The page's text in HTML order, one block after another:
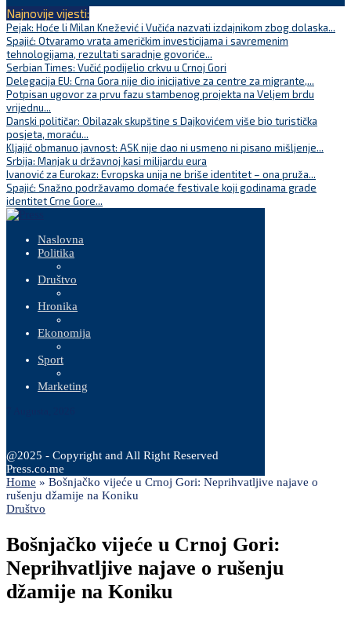
Najnovije vijesti:
Pejak: Hoće li Milan Knežević i Vučića nazvati izdajnikom zbog dolaska...
Spajić: Otvaramo vrata američkim investicijama i savremenim
tehnologijama, rezultati saradnje govoriće...
Serbian Times: Vučić podijelio crkvu u Crnoj Gori
Delegacija EU: Crna Gora nije dio inicijative za centre za migrante,...
Potpisan ugovor za prvu fazu stambenog projekta na Veljem brdu
vrijednu...
Danski političar: Obilazak skupštine s Dajkovićem više bio turistička
posjeta, moraću...
Kljajić obmanuo javnost: ASK nije dao ni usmeno ni pisano mišljenje...
Srbija: Manjak u državnoj kasi milijardu eura
Ivanović za Eurokaz: Evropska unija ne briše identitet – ona pruža...
Spajić: Snažno podržavamo domaće festivale koji godinama grade
identitet Crne Gore...
Naslovna
Politika
Društvo
Hronika
Ekonomija
Sport
Marketing
@2025 - Copyright and All Right Reserved
Press.co.me
Home » Bošnjačko vijeće u Crnoj Gori: Neprihvatljive najave o
rušenju džamije na Koniku
Društvo
Bošnjačko vijeće u Crnoj Gori:
Neprihvatljive najave o rušenju
džamije na Koniku